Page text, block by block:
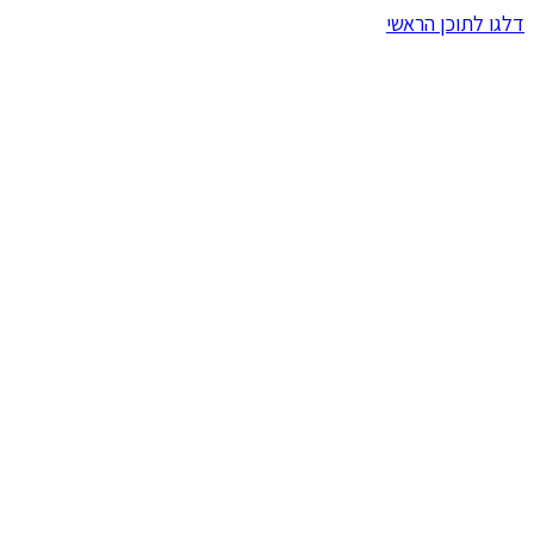
דלגו לתוכן הראשי